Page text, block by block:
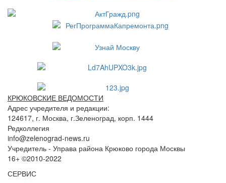
КРЮКОВСКИЕ ВЕДОМОСТИ
Адрес учредителя и редакции:
124617, г. Москва, г.Зеленоград, корп. 1444
Редколлегия
info@zelenograd-news.ru
Учредитель - Управа района Крюково города Москвы
16+ ©2010-2022
СЕРВИС